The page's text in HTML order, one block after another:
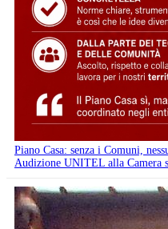
Piano Casa: senza i Comuni,
Audizione UNITEL alla Camera